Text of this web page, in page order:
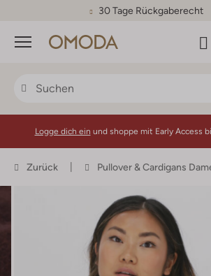
30 Tage Rückgaberecht
Menü
Logge dich ein und shoppe mit Early Access
Zurück Pullover & Cardigans